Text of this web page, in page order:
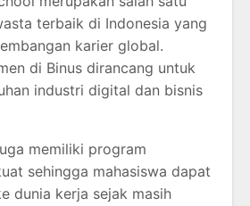
terbaik di Indonesia yang
karier global.
di Binus dirancang untuk
industri digital dan bisnis
memiliki program
sehingga mahasiswa dapat
dunia kerja sejak masih